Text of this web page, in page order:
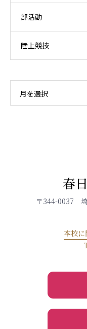
部活動
陸上競技
月を選択
春
〒344-0037 埼
本校に